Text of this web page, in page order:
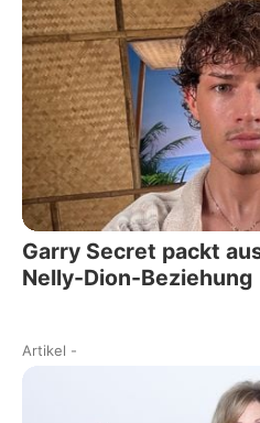
Garry Secret packt
Nelly-Dion-Beziehung
Artikel -